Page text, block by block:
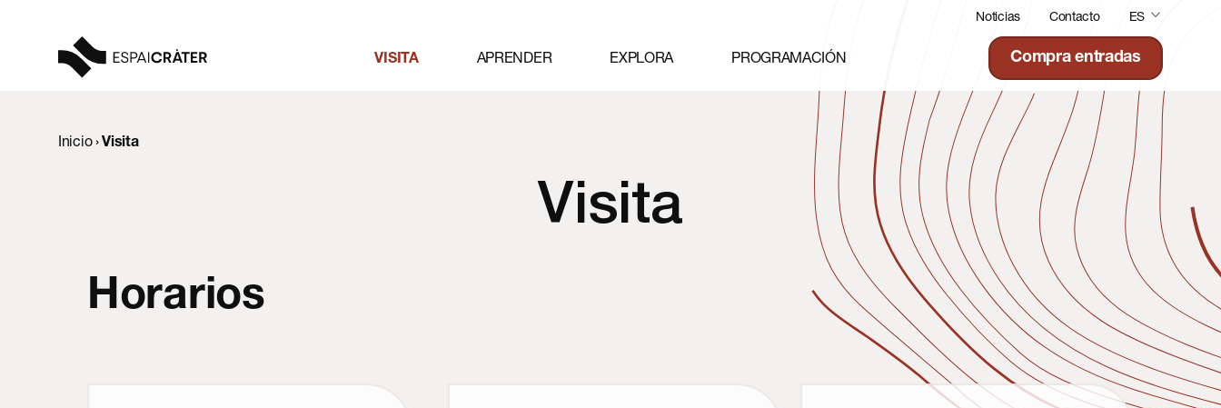
Noticias Contacto ES
VISITA APRENDER EXPLORA PROGRAMACIÓN Compra entradas
Visita
Programación
Inicio›Visita
Visita
Horarios